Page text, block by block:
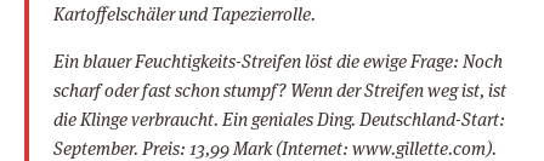
Kartoffelschäler und Tapezierrolle.
Ein blauer Feuchtigkeits-Streifen löst die ewige Frage: Noch
scharf oder fast schon stumpf? Wenn der Streifen weg ist, ist
die Klinge verbraucht. Ein geniales Ding. Deutschland-Start:
September. Preis: 13,99 Mark (Internet: www.gillette.com).